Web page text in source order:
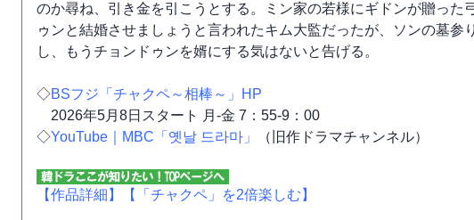
のか尋ね、引き金を引こうとする。ミン家の若様にギドンが贈った
ゥンと結婚させましょうと言われたキム大監だったが、ソンの墓参
し、もうチョンドゥンを婿にする気はないと告げる。
◇BSフジ「チャクペ～相棒～」HP
2026年5月8日スタート 月-金 7：55-9：00
◇YouTube｜MBC「옛날 드라마」 （旧作ドラマチャンネル）
【作品詳細】 【「チャクペ」を2倍楽しむ】